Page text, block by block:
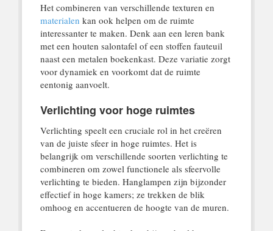
Het combineren van verschillende texturen en
materialen kan ook helpen om de ruimte
interessanter te maken. Denk aan een leren bank
met een houten salontafel of een stoffen fauteuil
naast een metalen boekenkast. Deze variatie zorgt
voor dynamiek en voorkomt dat de ruimte
eentonig aanvoelt.
Verlichting voor hoge ruimtes
Verlichting speelt een cruciale rol in het creëren
van de juiste sfeer in hoge ruimtes. Het is
belangrijk om verschillende soorten verlichting te
combineren om zowel functionele als sfeervolle
verlichting te bieden. Hanglampen zijn bijzonder
effectief in hoge kamers; ze trekken de blik
omhoog en accentueren de hoogte van de muren.